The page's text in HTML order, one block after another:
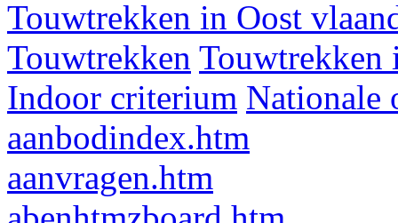
Touwtrekken in Oost
Touwtrekken Touwtrekken
Indoor criterium Nationale
aanbodindex.htm
aanvragen.htm